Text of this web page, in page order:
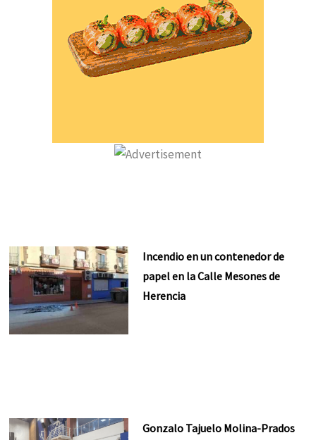
Incendio en un contenedor de
papel en la Calle Mesones de
Herencia
Gonzalo Tajuelo Molina-Prados